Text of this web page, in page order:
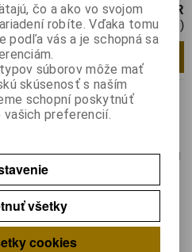
0,10 EUR
0,09 EUR (Cena bez DPH)
ks
žltá
číslo:017049 Výrobca:
dodania(prac.dni)-platí pre sklad
:skladom
0,001625 kg
balenia:
vidlicová; M4; Ø: 4,3mm;
krimpovacie; na kábel
čo a ako vo svojom
robíte. Vďaka tomu
podľa vás a je schopná sa
súborov môže mať
skúsenosť s naším
schopní poskytnúť
vašich preferencií.
všetky
cookies